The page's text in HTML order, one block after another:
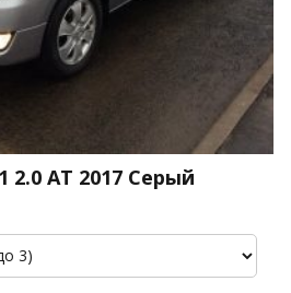
2.0 АТ 2017 Серый